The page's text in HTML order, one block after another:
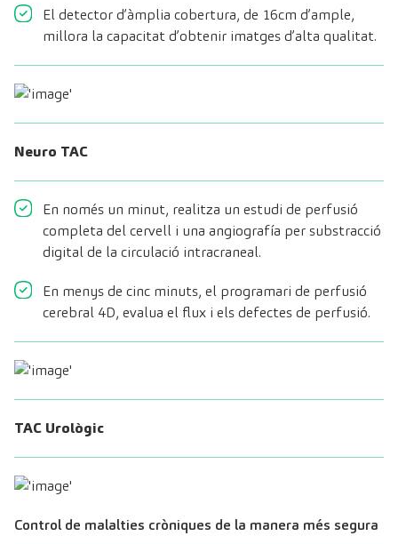
El detector d’àmplia cobertura, de 16cm d’ample,
millora la capacitat d’obtenir imatges d’alta qualitat.
Neuro TAC
En només un minut, realitza un estudi de perfusió
completa del cervell i una angiografía per substracció
digital de la circulació intracraneal.
En menys de cinc minuts, el programari de perfusió
cerebral 4D, evalua el flux i els defectes de perfusió.
TAC Urològic
Control de malalties cròniques de la manera més segura